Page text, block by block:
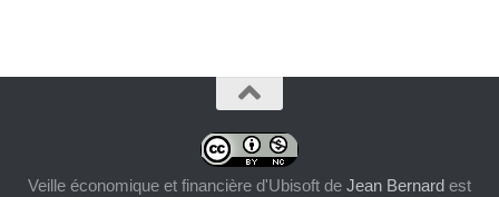
Veille économique et financière d'Ubisoft de Jean Bernard est